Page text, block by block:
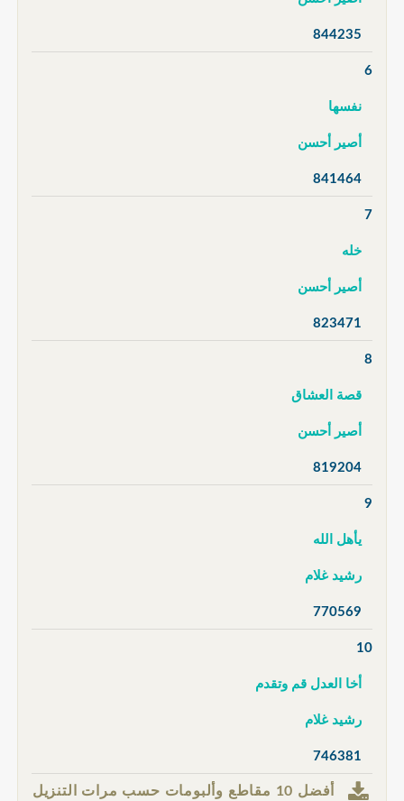
844235
6
نفسها
أصير أحسن
841464
7
خله
أصير أحسن
823471
8
قصة العشاق
أصير أحسن
819204
9
يأهل الله
رشيد غلام
770569
10
أخا العدل قم وتقدم
رشيد غلام
746381
أفضل 10 مقاطع وألبومات حسب مرات التنزيل